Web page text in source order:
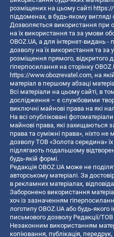
розміщених на цьому сайті
піддоменах, в будь-якому вигляді
Дозволяється використання при
на їх використання та за умови
OBOZ.UA, а для інтернет-видань
дозволу на їх використання та за
розміщення прямого, відкритого
гіперпосилання на сторінку
https://www.obozrevatel.com, на
матеріал в першому абзаці
Всі матеріали на цьому сайті, в
дослідження – є службовими
виключні майнові права на які
На всі опубліковані
майнові права, які захищаються
права та суміжні права», ніхто
дозволу ТОВ «Золота середина»
підлягають подальшому
будь-якій формі.
Редакція OBOZ.UA може не
авторському матеріалі. За
в рекламних матеріалах,
Заборонено використання
хоч із зазначенням
логотипу OBOZ.UA або будь-якого
письмового дозволу Редакції/
Незаконним використанням
копiювання, публiкацiя,